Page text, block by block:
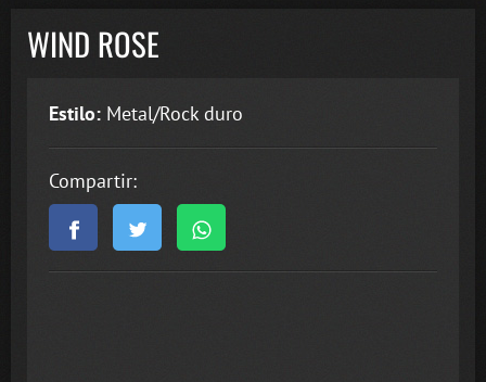
WIND ROSE
Estilo: Metal/Rock duro
Compartir: